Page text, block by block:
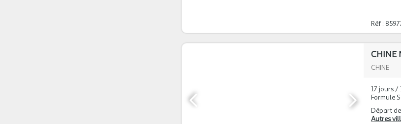
Réf :
CHINE
17 jours /
Formule
Départ de
Autres